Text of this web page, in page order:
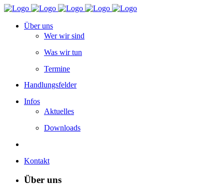
Über uns
Wer wir sind
Was wir tun
Termine
Handlungsfelder
Infos
Aktuelles
Downloads
Kontakt
Über uns